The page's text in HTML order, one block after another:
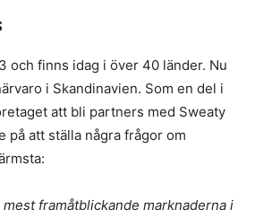
och finns idag i över 40 länder. Nu
i Skandinavien. Som en del i
att bli partners med Sweaty
på att ställa några frågor om
framåtblickande marknaderna i